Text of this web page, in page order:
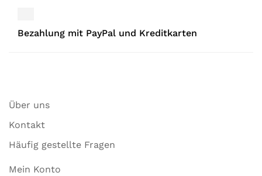
Bezahlung mit PayPal und Kreditkarten
Über uns
Kontakt
Häufig gestellte Fragen
Mein Konto